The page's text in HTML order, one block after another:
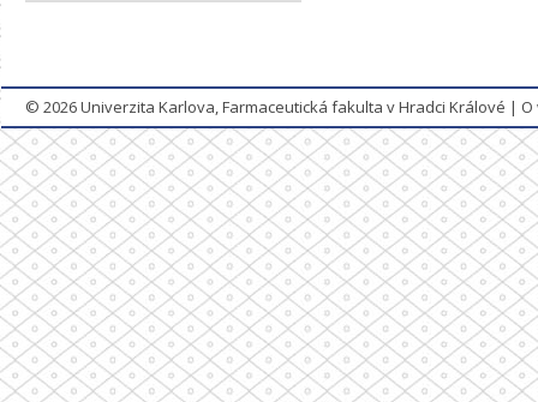
© 2026Univerzita Karlova, Farmaceutická fakulta v Hradci Králové |